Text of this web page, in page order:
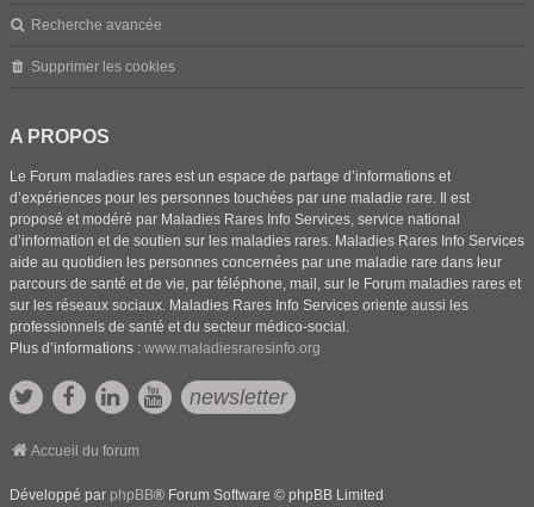
Recherche avancée
Supprimer les cookies
A PROPOS
Le Forum maladies rares est un espace de partage d’informations et
d’expériences pour les personnes touchées par une maladie rare. Il est
proposé et modéré par Maladies Rares Info Services, service national
d’information et de soutien sur les maladies rares. Maladies Rares Info Services
aide au quotidien les personnes concernées par une maladie rare dans leur
parcours de santé et de vie, par téléphone, mail, sur le Forum maladies rares et
sur les réseaux sociaux. Maladies Rares Info Services oriente aussi les
professionnels de santé et du secteur médico-social.
Plus d’informations : www.maladiesraresinfo.org
newsletter
Accueil du forum
Développé par phpBB® Forum Software © phpBB Limited